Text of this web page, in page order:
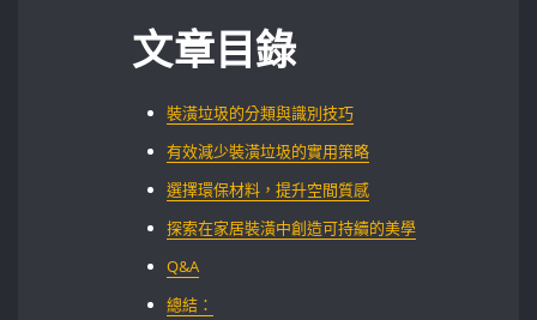
文章目錄
裝潢垃圾的分類與識別技巧
有效減少裝潢垃圾的實用策略
選擇環保材料，提升空間質感
探索在家居裝潢中創造可持續的美學
Q&A
總結：